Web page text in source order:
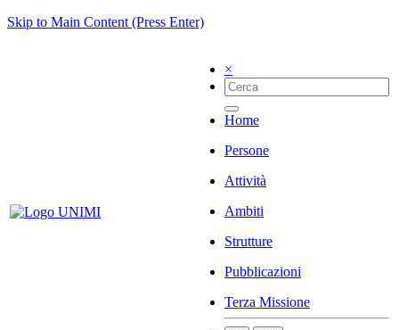
Skip to Main Content (Press Enter)
×
Home
Persone
Attività
Ambiti
Strutture
Pubblicazioni
Terza Missione